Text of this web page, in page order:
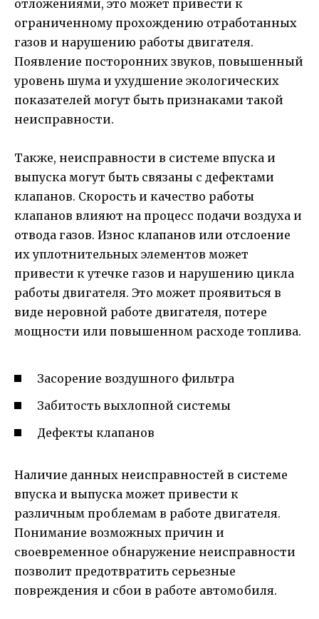
отложениями, это может привести к
ограниченному прохождению отработанных
газов и нарушению работы двигателя.
Появление посторонних звуков, повышенный
уровень шума и ухудшение экологических
показателей могут быть признаками такой
неисправности.
Также, неисправности в системе впуска и
выпуска могут быть связаны с дефектами
клапанов. Скорость и качество работы
клапанов влияют на процесс подачи воздуха и
отвода газов. Износ клапанов или отслоение
их уплотнительных элементов может
привести к утечке газов и нарушению цикла
работы двигателя. Это может проявиться в
виде неровной работе двигателя, потере
мощности или повышенном расходе топлива.
Засорение воздушного фильтра
Забитость выхлопной системы
Дефекты клапанов
Наличие данных неисправностей в системе
впуска и выпуска может привести к
различным проблемам в работе двигателя.
Понимание возможных причин и
своевременное обнаружение неисправности
позволит предотвратить серьезные
повреждения и сбои в работе автомобиля.